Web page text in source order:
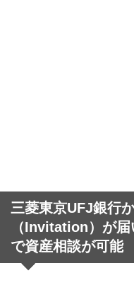
三菱東京UFJ銀行
（Invitation）が
で資産相談が可能